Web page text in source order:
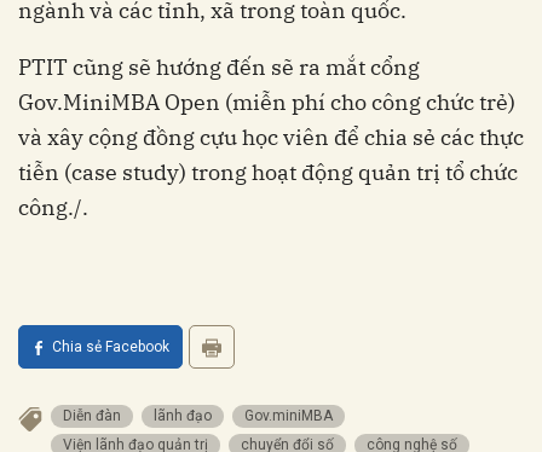
ngành và các tỉnh, xã trong toàn quốc.
PTIT cũng sẽ hướng đến sẽ ra mắt cổng
Gov.MiniMBA Open (miễn phí cho công chức trẻ)
và xây cộng đồng cựu học viên để chia sẻ các thực
tiễn (case study) trong hoạt động quản trị tổ chức
công./.
Chia sẻ Facebook
Diễn đàn lãnh đạo
Gov.miniMBA
Viện lãnh đạo quản trị
chuyển đổi số
công nghệ số